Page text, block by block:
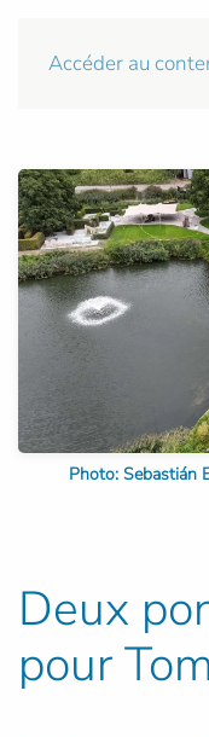
Accéder au
Photo: Sebastián
Deux
pour